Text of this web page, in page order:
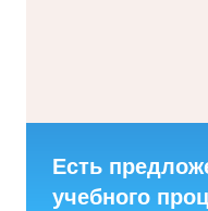
Есть
учебного